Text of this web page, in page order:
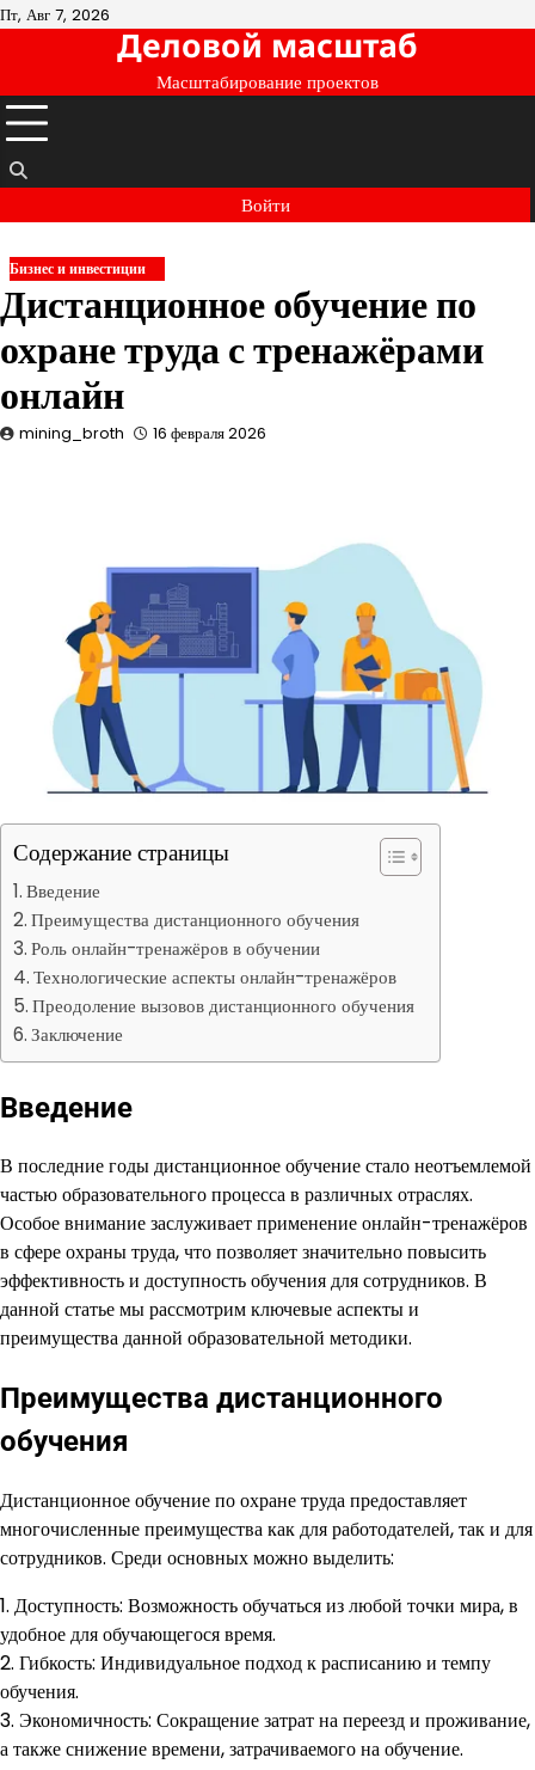
Перейти
Пт, Авг 7, 2026
Деловой масштаб
Масштабирование проектов
Войти
Бизнес и инвестиции
Дистанционное обучение по
охране труда с тренажёрами
онлайн
mining_broth 16 февраля 2026
Содержание страницы
Введение
Преимущества дистанционного обучения
Роль онлайн-тренажёров в обучении
Технологические аспекты онлайн-тренажёров
Преодоление вызовов дистанционного обучения
Заключение
Введение
В последние годы дистанционное обучение стало неотъемлемой
частью образовательного процесса в различных отраслях.
Особое внимание заслуживает применение онлайн-тренажёров
в сфере охраны труда, что позволяет значительно повысить
эффективность и доступность обучения для сотрудников. В
данной статье мы рассмотрим ключевые аспекты и
преимущества данной образовательной методики.
Преимущества дистанционного
обучения
Дистанционное обучение по охране труда предоставляет
многочисленные преимущества как для работодателей, так и для
сотрудников. Среди основных можно выделить:
1. Доступность: Возможность обучаться из любой точки мира, в
удобное для обучающегося время.
2. Гибкость: Индивидуальное подход к расписанию и темпу
обучения.
3. Экономичность: Сокращение затрат на переезд и проживание,
а также снижение времени, затрачиваемого на обучение.